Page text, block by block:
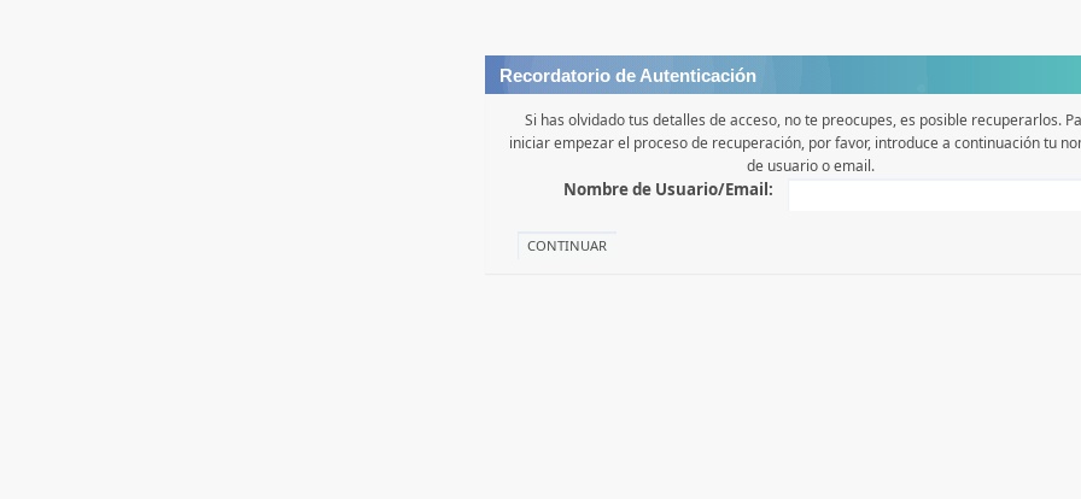
Recordatorio de Autenticación
Si has olvidado tus detalles de acceso, no te preocupes, es posible recuperarlos.
iniciar empezar el proceso de recuperación, por favor, introduce a continuación tu
de usuario o email.
Nombre de Usuario/Email: